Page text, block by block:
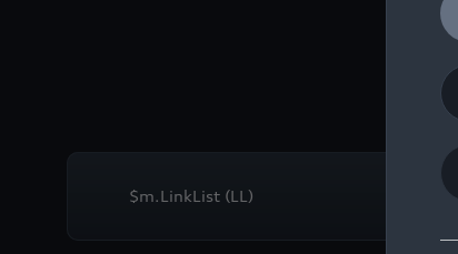
$m.LinkList (LL)